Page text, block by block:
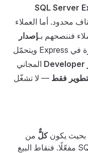
SQL Server
محدود. أما العملاء
فننصحهم بـإصدار
، إذ يرفع قيود الحجم والذاكرة في Express ويتحمّل
المجاني
فقط — لا تشغّل
بحيث يكونكلٌّ من
مصادقة ويندوز ومصادقة SQL Server مفعّلًا. فنقاط البيع